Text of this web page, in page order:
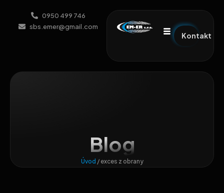
0950 499 746
sbs.emer@gmail.com
Kontakt
Blog
Úvod / exces z obrany